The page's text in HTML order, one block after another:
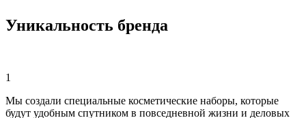
Уникальность бренда
1
Мы создали специальные косметические наборы, которые
будут удобным спутником в повседневной жизни и деловых